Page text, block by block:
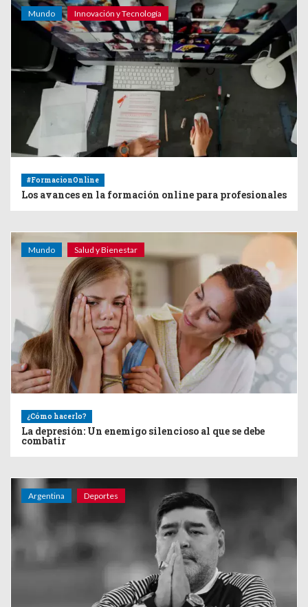
Mundo Innovación y Tecnología
#FormacionOnline
Los avances en la formación online para profesionales
Mundo Salud y Bienestar
¿Cómo hacerlo?
La depresión: Un enemigo silencioso al que se debe
combatir
Argentina Deportes